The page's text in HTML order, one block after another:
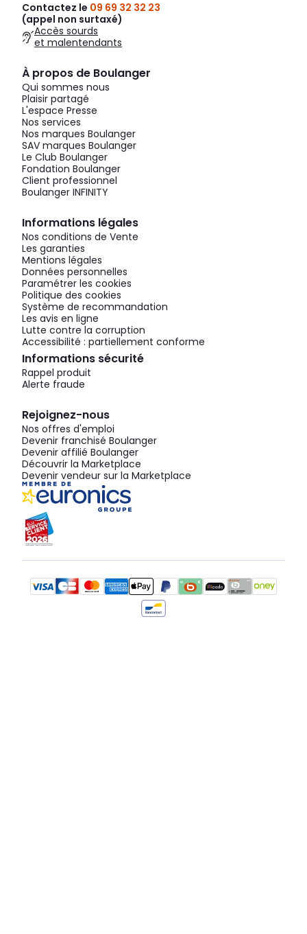
Contactez le 09 69 32 32 23
(appel non surtaxé)
Accès sourds
et malentendants
À propos de Boulanger
Qui sommes nous
Plaisir partagé
L'espace Presse
Nos services
Nos marques Boulanger
SAV marques Boulanger
Le Club Boulanger
Fondation Boulanger
Client professionnel
Boulanger INFINITY
Informations légales
Nos conditions de Vente
Les garanties
Mentions légales
Données personnelles
Paramétrer les cookies
Politique des cookies
Système de recommandation
Les avis en ligne
Lutte contre la corruption
Accessibilité : partiellement conforme
Informations sécurité
Rappel produit
Alerte fraude
Rejoignez-nous
Nos offres d'emploi
Devenir franchisé Boulanger
Devenir affilié Boulanger
Découvrir la Marketplace
Devenir vendeur sur la Marketplace